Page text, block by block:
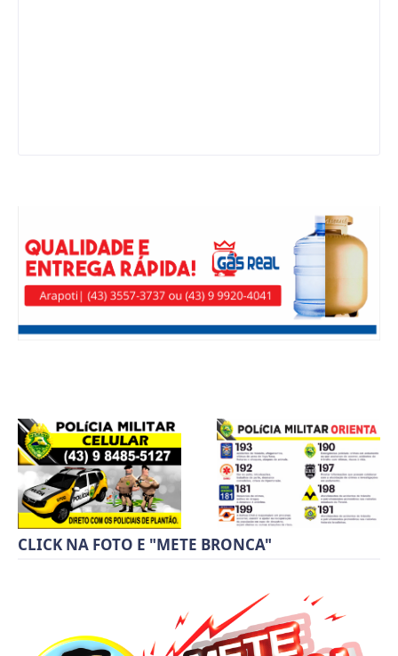
CLICK NA FOTO E "METE BRONCA"